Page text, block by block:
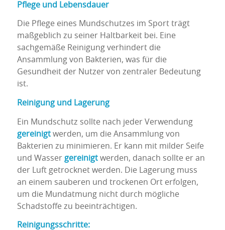
Pflege und Lebensdauer
Die Pflege eines Mundschutzes im Sport trägt
maßgeblich zu seiner Haltbarkeit bei. Eine
sachgemäße Reinigung verhindert die
Ansammlung von Bakterien, was für die
Gesundheit der Nutzer von zentraler Bedeutung
ist.
Reinigung und Lagerung
Ein Mundschutz sollte nach jeder Verwendung
gereinigtwerden, um die Ansammlung von
Bakterien zu minimieren. Er kann mit milder Seife
und Wasser gereinigtwerden, danach sollte er an
der Luft getrocknet werden. Die Lagerung muss
an einem sauberen und trockenen Ort erfolgen,
um die Mundatmung nicht durch mögliche
Schadstoffe zu beeinträchtigen.
Reinigungsschritte: